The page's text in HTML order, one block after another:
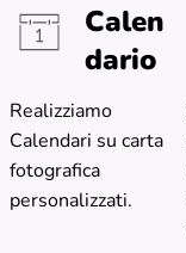
Calen
dario
Realizziamo
Calendari su carta
fotografica
personalizzati.